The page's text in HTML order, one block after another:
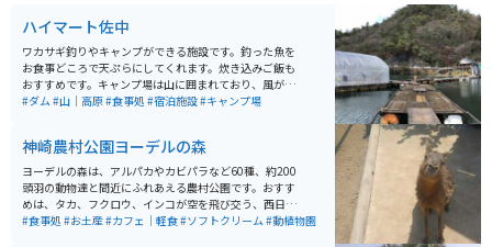
セージが込められています。滑走路跡地は、かつて陸上
自衛隊の訓練施設（鶉野訓練場）としても使用されてお
り、ヘリコプターなどの航空ショーが行われていたこと
もあります。場所によっては、バイクと零戦を一緒に撮
影することが出来ます。レストランやお土産売り場があ
ります。
ハイマート佐中
ワカサギ釣りやキャンプができる施設です。釣った魚を
お食事どころで天ぷらにしてくれます。炊き込みご飯も
おすすめです。キャンプ場は山に囲まれており、風が強
く吹く為、夏場に行くのをオススメします。デイキャン
#ダム#山｜高原#食事処 #宿泊施設#キャンプ場
神崎農村公園ヨーデルの森
ヨーデルの森は、アルパカやカビパラなど60種、約200
頭羽の動物達と間近にふれあえる農村公園です。おすす
めは、タカ、フクロウ、インコが空を飛び交う、西日本
最大級のバードパフォーマンスショーです。 パン作りや
#食事処 #お土産#カフェ｜軽食#ソフトクリーム#動植物園